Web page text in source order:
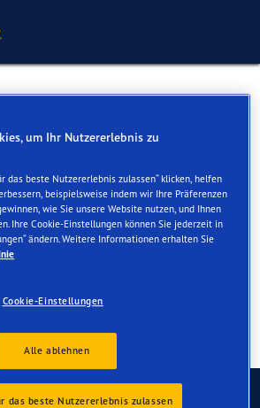
MURI GMBH
vor Ort verfügbar
um Ihr Nutzererlebnis zu
das beste Nutzererlebnis zulassen“ klicken, helfen
beispielsweise indem wir Ihre Präferenzen
wie Sie unsere Website nutzen, und Ihnen
Ihre Cookie-Einstellungen können Sie jederzeit in
ändern. Weitere Informationen erhalten Sie
Cookie-Einstellungen
Alle ablehnen
das beste Nutzererlebnis zulassen